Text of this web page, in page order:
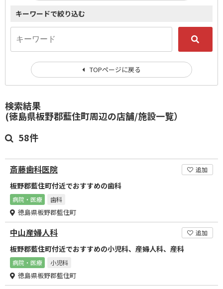
検索結果
(徳島県板野郡藍住町周辺の店舗/施設一覧）
58件
斎藤歯科医院 追加
板野郡藍住町付近でおすすめの歯科
病院・医療 歯科
徳島県板野郡藍住町
中山産婦人科 追加
板野郡藍住町付近でおすすめの小児科、産婦人科、産科
病院・医療 小児科
徳島県板野郡藍住町
キーワードで絞り込む
TOPページに戻る